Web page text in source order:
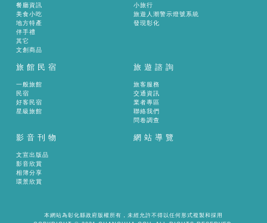
餐廳資訊
美食小吃
地方特產
伴手禮
其它
文創商品
小旅行
旅遊人潮警示燈號系統
發現彰化
旅館民宿
一般旅館
民宿
好客民宿
星級旅館
旅遊諮詢
旅客服務
交通資訊
業者專區
聯絡我們
問卷調查
影音刊物
文宣出版品
影音欣賞
相簿分享
環景欣賞
網站導覽
本網站為彰化縣政府版權所有，未經允許不得以任何形式複製和採用